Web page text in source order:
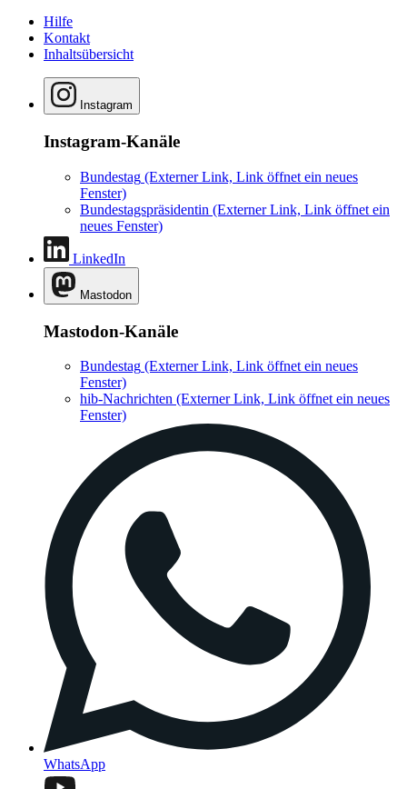
Hilfe
Kontakt
Inhaltsübersicht
Instagram
Instagram-Kanäle
Bundestag (Externer Link, Link öffnet ein neues
Fenster)
Bundestagspräsidentin (Externer Link, Link öffnet ein
neues Fenster)
LinkedIn
Mastodon
Mastodon-Kanäle
Bundestag (Externer Link, Link öffnet ein neues
Fenster)
hib-Nachrichten (Externer Link, Link öffnet ein neues
Fenster)
WhatsApp